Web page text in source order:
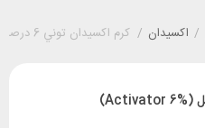
/ اکسیدان / کرم اکسيدان توني 6 درصد 900 ميل (Activator 6%)